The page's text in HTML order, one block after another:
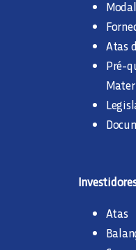
Atas
Pré-
Atas